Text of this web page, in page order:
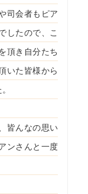
司会者もピア
したので、こ
頂き自分たち
いた皆様から
皆んなの思い
ンさんと一度